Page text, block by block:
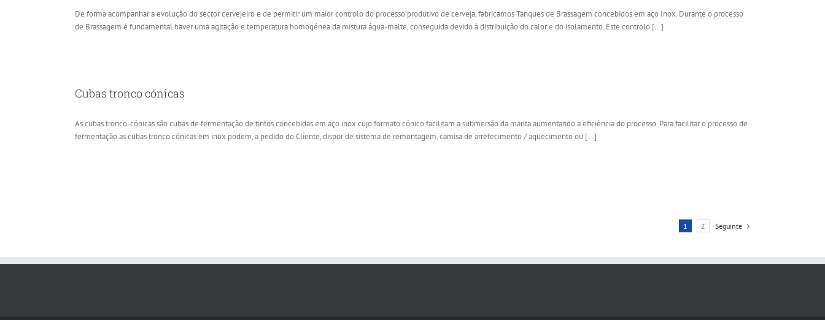
De forma acompanhar a evolução do sector cervejeiro e de permitir um maior controlo do processo produtivo de cerveja, fabricamos Tanques de Brassagem concebidos em aço Inox. Durante o processo
de Brassagem é fundamental haver uma agitação e temperatura homogénea da mistura água-malte, conseguida devido à distribuição do calor e do isolamento. Este controlo [...]
Cubas tronco cónicas
As cubas tronco-cónicas são cubas de fermentação de tintos concebidas em aço inox cujo formato cónico facilitam a submersão da manta aumentando a eficiência do processo. Para facilitar o processo de
fermentação as cubas tronco cónicas em inox podem, a pedido do Cliente, dispor de sistema de remontagem, camisa de arrefecimento / aquecimento ou [...]
1 2 Seguinte